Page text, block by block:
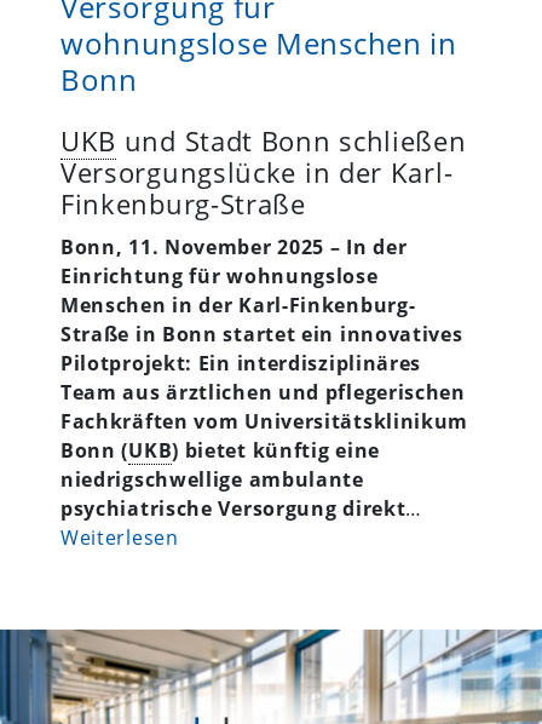
wohnungslose Menschen in
Bonn
UKB und Stadt Bonn schließen
Versorgungslücke in der Karl-
Finkenburg-Straße
Bonn, 11. November 2025 – In der
Einrichtung für wohnungslose
Menschen in der Karl-Finkenburg-
Straße in Bonn startet ein innovatives
Pilotprojekt: Ein interdisziplinäres
Team aus ärztlichen und pflegerischen
Fachkräften vom Universitätsklinikum
Bonn (UKB) bietet künftig eine
niedrigschwellige ambulante
psychiatrische Versorgung direkt…
Weiterlesen